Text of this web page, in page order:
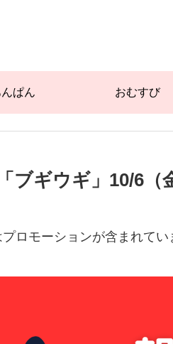
ぱん おむすび
ブギウギ」10/6（
ロモーションが含まれてい